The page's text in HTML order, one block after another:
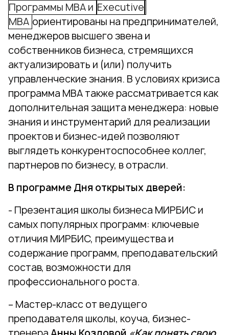
Программы МВА и Executive
МВА ориентированы на предпринимателей,
менеджеров высшего звена и
собственников бизнеса, стремящихся
актуализировать и (или) получить
управленческие знания. В условиях кризиса
программа MBA также рассматривается как
дополнительная защита менеджера: новые
знания и инструментарий для реализации
проектов и бизнес-идей позволяют
выглядеть конкурентоспособнее коллег,
партнеров по бизнесу, в отрасли.
В программе Дня открытых дверей:
- Презентация школы бизнеса МИРБИС и
самых популярных программ: ключевые
отличия МИРБИС, преимущества и
содержание программ, преподавательский
состав, возможности для
профессионального роста.
– Мастер-класс от ведущего
преподавателя школы, коуча, бизнес-